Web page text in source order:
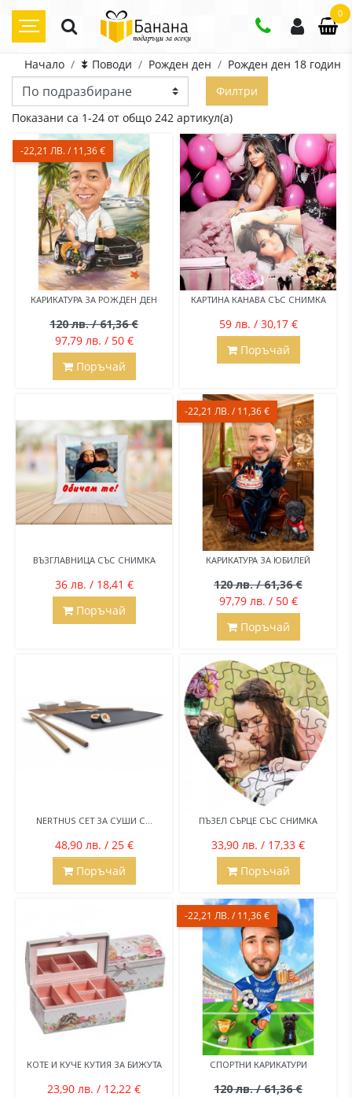
0
Начало ⯯ Поводи Рожден ден
Рожден ден 18 години
Филтри
Показани са 1-24 от общо 242 артикул(а)
КАРИКАТУРА ЗА РОЖДЕН ДЕН
120 лв. / 61,36 €
97,79 лв. / 50 €
-22,21 ЛВ. / 11,36 €
Поръчай
КАРТИНА КАНАВА СЪС СНИМКА
59 лв. / 30,17 €
Поръчай
ВЪЗГЛАВНИЦА СЪС СНИМКА
36 лв. / 18,41 €
Поръчай
КАРИКАТУРА ЗА ЮБИЛЕЙ
120 лв. / 61,36 €
97,79 лв. / 50 €
-22,21 ЛВ. / 11,36 €
Поръчай
NERTHUS СЕТ ЗА СУШИ С...
48,90 лв. / 25 €
Поръчай
ПЪЗЕЛ СЪРЦЕ СЪС СНИМКА
33,90 лв. / 17,33 €
Поръчай
КОТЕ И КУЧЕ КУТИЯ ЗА БИЖУТА
23,90 лв. / 12,22 €
СПОРТНИ КАРИКАТУРИ
120 лв. / 61,36 €
-22,21 ЛВ. / 11,36 €